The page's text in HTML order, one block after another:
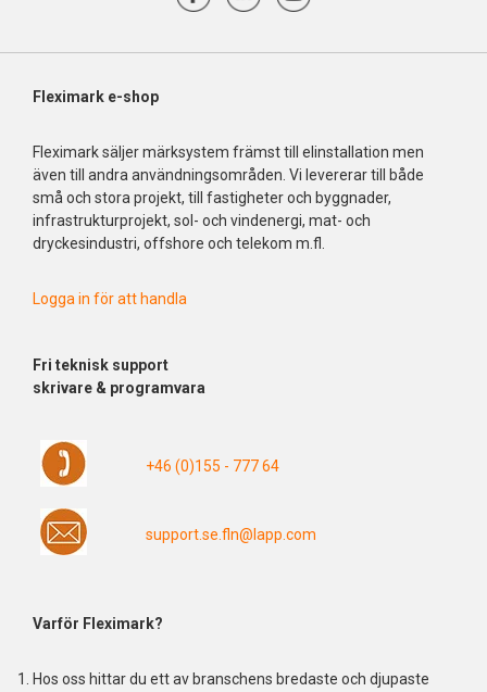
Fleximark e-shop
Fleximark säljer märksystem främst till elinstallation men
även till andra användningsområden. Vi levererar till både
små och stora projekt, till fastigheter och byggnader,
infrastrukturprojekt, sol- och vindenergi, mat- och
dryckesindustri, offshore och telekom m.fl.
Logga in för att handla
Fri teknisk support
skrivare & programvara
+46 (0)155 - 777 64
support.se.fln@lapp.com
Varför Fleximark?
Hos oss hittar du ett av branschens bredaste och djupaste